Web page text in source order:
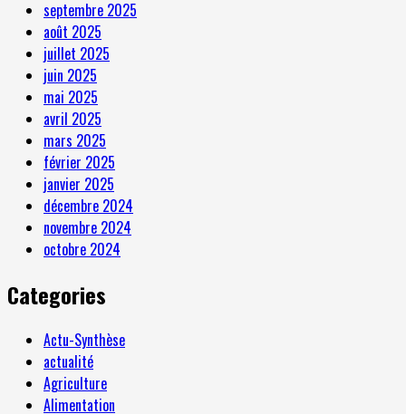
septembre 2025
août 2025
juillet 2025
juin 2025
mai 2025
avril 2025
mars 2025
février 2025
janvier 2025
décembre 2024
novembre 2024
octobre 2024
Categories
Actu-Synthèse
actualité
Agriculture
Alimentation